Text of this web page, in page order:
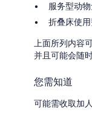
服务型动
折叠床使
上面所列内容
并且可能会随
您需知道
可能需收取加